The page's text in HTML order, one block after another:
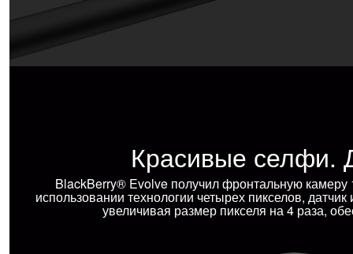
Красивые селфи.
BlackBerry® Evolve получил фронтальную
использовании технологии четырех пикселов,
увеличивая размер пикселя на 4 раза,